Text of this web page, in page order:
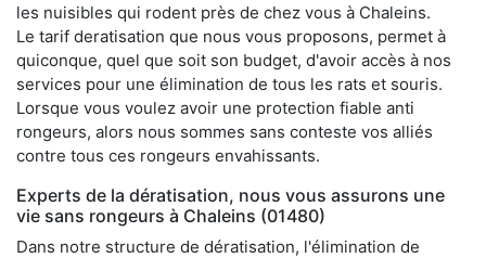
les nuisibles qui rodent près de chez vous à Chaleins.
Le tarif deratisation que nous vous proposons, permet à
quiconque, quel que soit son budget, d'avoir accès à nos
services pour une élimination de tous les rats et souris.
Lorsque vous voulez avoir une protection fiable anti
rongeurs, alors nous sommes sans conteste vos alliés
contre tous ces rongeurs envahissants.
Experts de la dératisation, nous vous assurons une
vie sans rongeurs à Chaleins (01480)
Dans notre structure de dératisation, l'élimination de